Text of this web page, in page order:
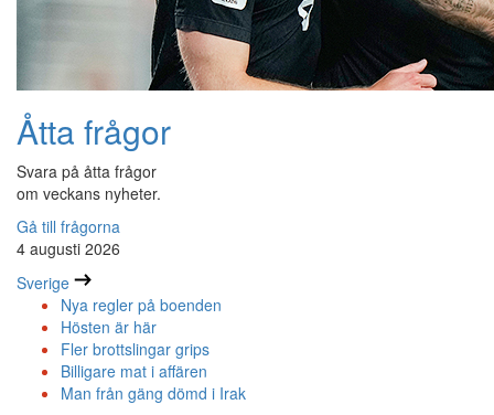
Åtta frågor
Svara på åtta frågor
om veckans nyheter.
Gå till frågorna
4 augusti 2026
Sverige
Nya regler på boenden
Hösten är här
Fler brottslingar grips
Billigare mat i affären
Man från gäng dömd i Irak